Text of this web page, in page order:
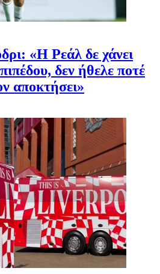
«Η Ρεάλ δε χάνει
δεν ήθελε ποτέ
αποκτήσει»